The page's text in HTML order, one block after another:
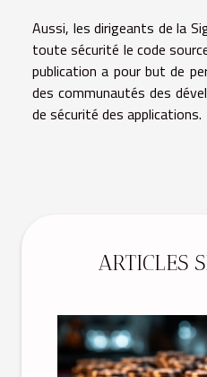
Aussi, les dirigeants de la
toute sécurité le code
publication a pour but de
des communautés des
de sécurité des applications.
ARTICLES